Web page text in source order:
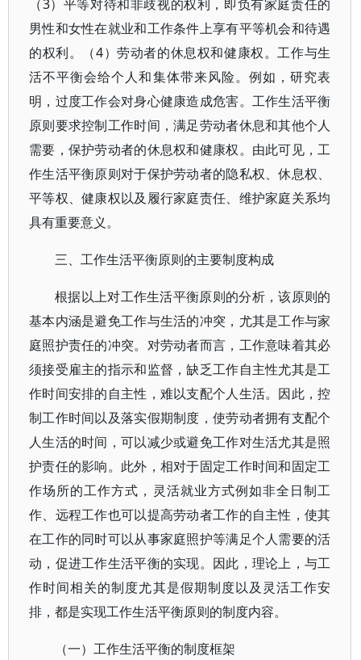
（3）平等对待和非歧视的权利，即负有家庭责任的
男性和女性在就业和工作条件上享有平等机会和待遇
的权利。（4）劳动者的休息权和健康权。工作与生
活不平衡会给个人和集体带来风险。例如，研究表
明，过度工作会对身心健康造成危害。工作生活平衡
原则要求控制工作时间，满足劳动者休息和其他个人
需要，保护劳动者的休息权和健康权。由此可见，工
作生活平衡原则对于保护劳动者的隐私权、休息权、
平等权、健康权以及履行家庭责任、维护家庭关系均
具有重要意义。
三、工作生活平衡原则的主要制度构成
根据以上对工作生活平衡原则的分析，该原则的
基本内涵是避免工作与生活的冲突，尤其是工作与家
庭照护责任的冲突。对劳动者而言，工作意味着其必
须接受雇主的指示和监督，缺乏工作自主性尤其是工
作时间安排的自主性，难以支配个人生活。因此，控
制工作时间以及落实假期制度，使劳动者拥有支配个
人生活的时间，可以减少或避免工作对生活尤其是照
护责任的影响。此外，相对于固定工作时间和固定工
作场所的工作方式，灵活就业方式例如非全日制工
作、远程工作也可以提高劳动者工作的自主性，使其
在工作的同时可以从事家庭照护等满足个人需要的活
动，促进工作生活平衡的实现。因此，理论上，与工
作时间相关的制度尤其是假期制度以及灵活工作安
排，都是实现工作生活平衡原则的制度内容。
（一）工作生活平衡的制度框架